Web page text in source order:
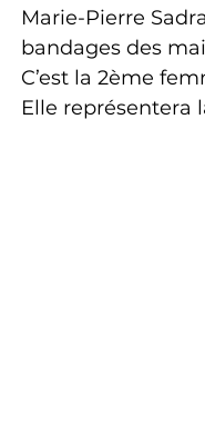
Natation Tennis
Cyclotourisme
Marie-Pierre
bandages des
C’est la 2ème
Elle représentera